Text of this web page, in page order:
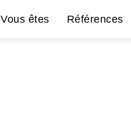
Vous êtes Références